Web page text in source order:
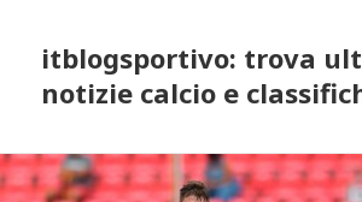
itblogsportivo: trova
notizie calcio e